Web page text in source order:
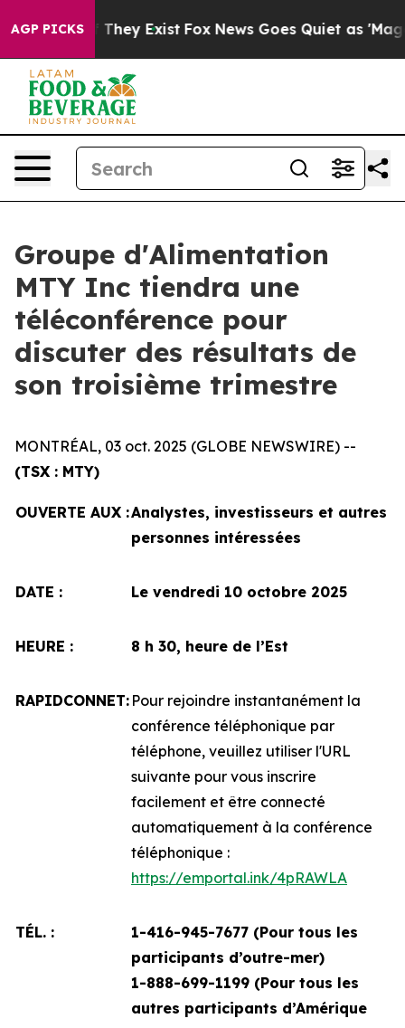
AGP PICKS
no Proof They Exist Fox News Goes Quiet as 'Maga
Groupe d'Alimentation
MTY Inc tiendra une
téléconférence pour
discuter des résultats de
son troisième trimestre
MONTRÉAL, 03 oct. 2025 (GLOBE NEWSWIRE) --
(TSX : MTY)
OUVERTE AUX :Analystes, investisseurs et autres
personnes intéressées
DATE : Le vendredi 10 octobre 2025
HEURE : 8 h 30, heure de l’Est
RAPIDCONNET: Pour rejoindre instantanément la
conférence téléphonique par
téléphone, veuillez utiliser l'URL
suivante pour vous inscrire
facilement et être connecté
automatiquement à la conférence
téléphonique :
https://emportal.ink/4pRAWLA
TÉL. :
1-416-945-7677 (Pour tous les
participants d’outre-mer)
1-888-699-1199 (Pour tous les
autres participants d’Amérique